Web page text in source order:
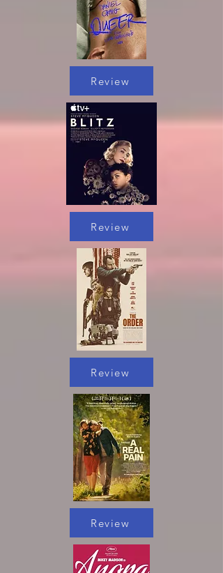
Review
Review
Review
Review